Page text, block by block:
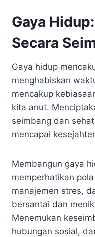
Gaya
Secara
Gaya hidup
menghabiskan
mencakup
kita anut.
seimbang dan
mencapai
Membangun gaya
memperhatikan
manajemen stres,
bersantai dan
Menemukan
hubungan sosial,